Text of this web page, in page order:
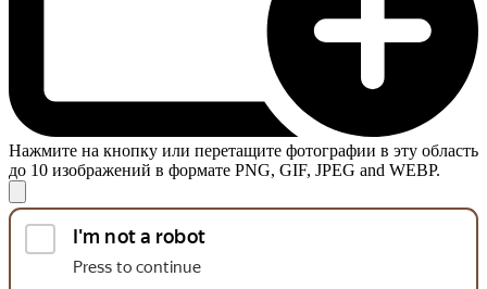
Нажмите на кнопку или перетащите фотографии в эту область
до 10 изображений в формате PNG, GIF, JPEG and WEBP.